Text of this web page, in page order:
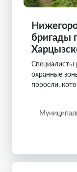
бригады
охранные
поросли,